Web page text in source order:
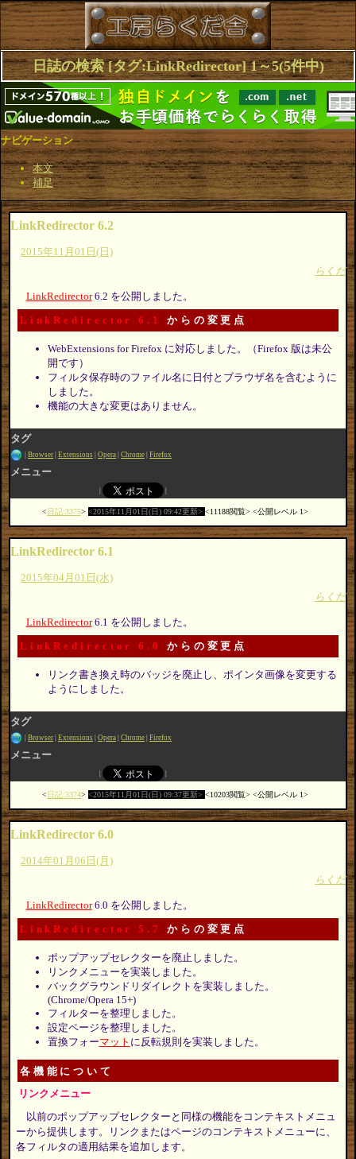
日誌の検索 [タグ:LinkRedirector] 1～5(5件中)
ナビゲーション
本文
補足
LinkRedirector 6.2
2015年11月01日(日)
らくだ
LinkRedirector6.2 を公開しました。
LinkRedirector 6.1 からの変更点
WebExtensions for Firefox に対応しました。（Firefox 版は未公
開です）
フィルタ保存時のファイル名に日付とブラウザ名を含むように
しました。
機能の大きな変更はありません。
タグ
Browser Extensions Opera Chrome Firefox
メニュー
日記:3375 2015年11月01日(日) 09:42更新 11188閲覧 公開レベル 1
LinkRedirector 6.1
2015年04月01日(水)
らくだ
LinkRedirector6.1 を公開しました。
LinkRedirector 6.0 からの変更点
リンク書き換え時のバッジを廃止し、ポインタ画像を変更する
ようにしました。
タグ
Browser Extensions Opera Chrome Firefox
メニュー
日記:3374 2015年11月01日(日) 09:37更新 10203閲覧 公開レベル 1
LinkRedirector 6.0
2014年01月06日(月)
らくだ
LinkRedirector6.0 を公開しました。
LinkRedirector 5.7 からの変更点
ポップアップセレクターを廃止しました。
リンクメニューを実装しました。
バックグラウンドリダイレクトを実装しました。
(Chrome/Opera 15+)
フィルターを整理しました。
設定ページを整理しました。
置換フォーマット に反転規則を実装しました。
各機能について
リンクメニュー
以前のポップアップセレクターと同様の機能をコンテキストメニュ
ーから提供します。リンクまたはページのコンテキストメニューに、
各フィルタの適用結果を追加します。